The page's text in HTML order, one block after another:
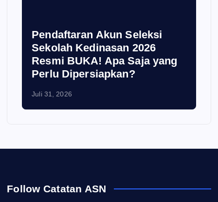
Pendaftaran Akun Seleksi
Sekolah Kedinasan 2026
Resmi BUKA! Apa Saja yang
Perlu Dipersiapkan?
Juli 31, 2026
Follow Catatan ASN